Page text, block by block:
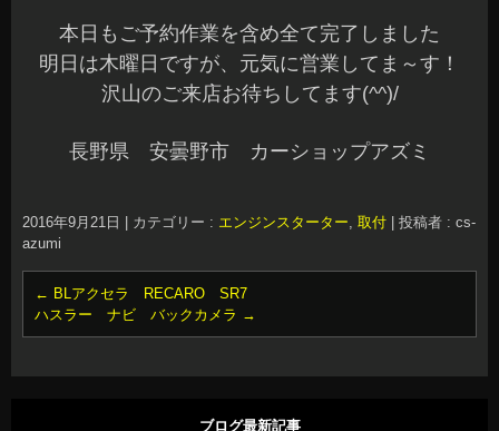
本日もご予約作業を含め全て完了しました
明日は木曜日ですが、元気に営業してま～す！
沢山のご来店お待ちしてます(^^)/
長野県 安曇野市 カーショップアズミ
2016年9月21日 カテゴリー : エンジンスターター, 取付
投稿者 : cs-
azumi
← BLアクセラ RECARO SR7
ハスラー ナビ バックカメラ →
ブログ最新記事